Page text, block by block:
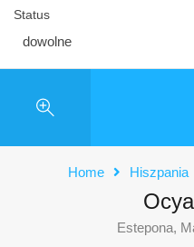
Status
dowolne
Home Hiszpania
Estepona,